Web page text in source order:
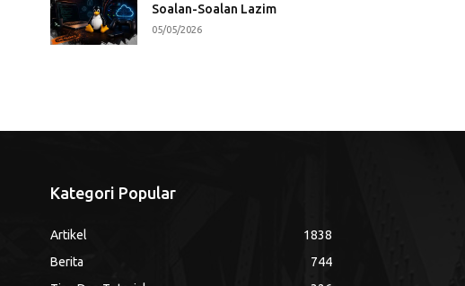
Soalan-Soalan Lazim
05/05/2026
Kategori Popular
Artikel
1838
Berita
744